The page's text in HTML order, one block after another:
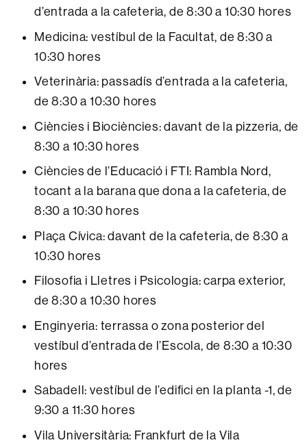
d’entrada a la cafeteria, de 8:30 a 10:30 hores
Medicina: vestíbul de la Facultat, de 8:30 a
10:30 hores
Veterinària: passadís d’entrada a la cafeteria,
de 8:30 a 10:30 hores
Ciències i Biociències: davant de la pizzeria, de
8:30 a 10:30 hores
Ciències de l’Educació i FTI: Rambla Nord,
tocant a la barana que dona a la cafeteria, de
8:30 a 10:30 hores
Plaça Cívica: davant de la cafeteria, de 8:30 a
10:30 hores
Filosofia i Lletres i Psicologia: carpa exterior,
de 8:30 a 10:30 hores
Enginyeria: terrassa o zona posterior del
vestíbul d’entrada de l’Escola, de 8:30 a 10:30
hores
Sabadell: vestíbul de l’edifici en la planta -1, de
9:30 a 11:30 hores
Vila Universitària: Frankfurt de la Vila